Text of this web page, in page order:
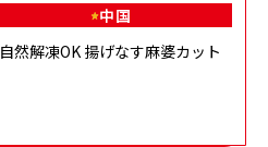
中国
自然解凍OK 揚げなす麻婆カット